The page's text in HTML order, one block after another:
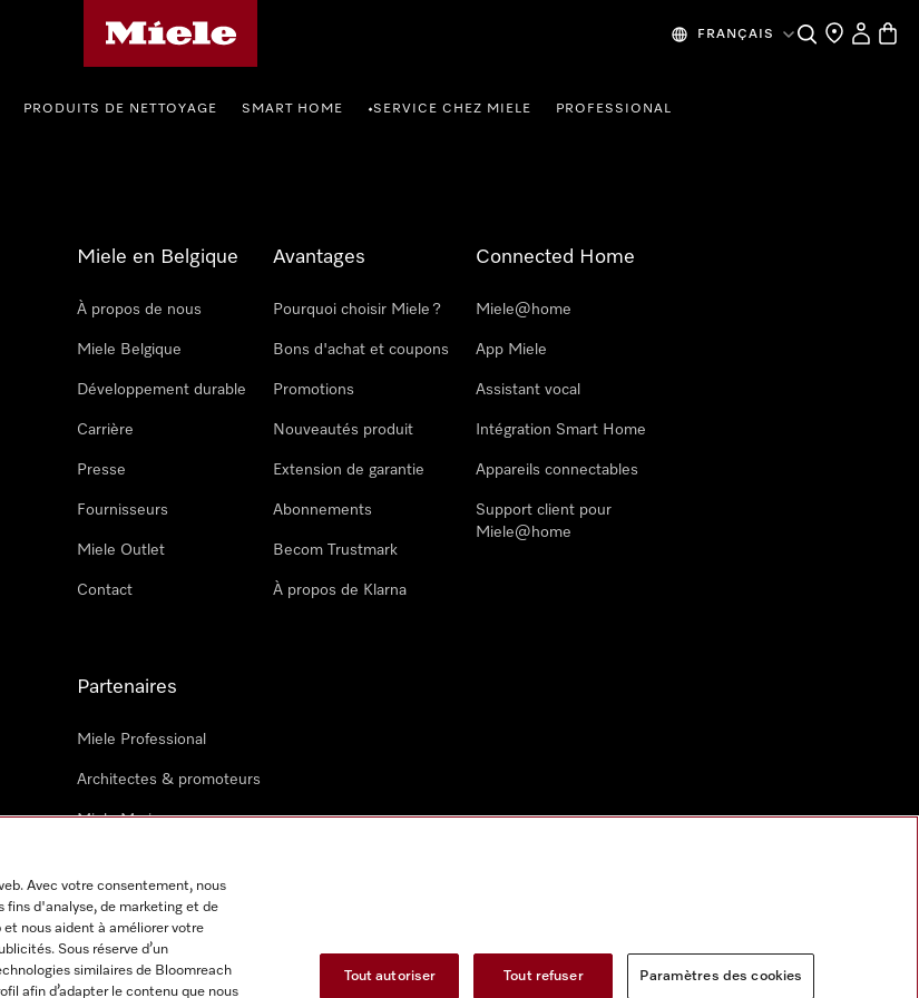
FRANÇAIS SearchFind a store
My
PRODUITS DE NETTOYAGE SMART HOME •SERVICE CHEZ MIELE PROFESSIONAL
Miele en Belgique
À propos de nous
Miele Belgique
Développement durable
Carrière
Presse
Fournisseurs
Miele Outlet
Contact
Avantages
Pourquoi choisir Miele ?
Bons d'achat et coupons
Promotions
Nouveautés produit
Extension de garantie
Abonnements
Becom Trustmark
À propos de Klarna
Connected Home
Miele@home
App Miele
Assistant vocal
Intégration Smart Home
Appareils connectables
Support client pour
Miele@home
Partenaires
Miele Professional
Architectes & promoteurs
Miele Marine
Avec votre consentement, nous
fins d'analyse, de marketing et de
nous aident à améliorer votre
Sous réserve d’un
similaires de Bloomreach
afin d’adapter le contenu que nous
Tout autoriser Tout refuser Paramètres des cookies